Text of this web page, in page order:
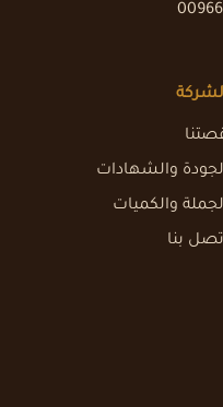
والشهادات
والكميات
بنا